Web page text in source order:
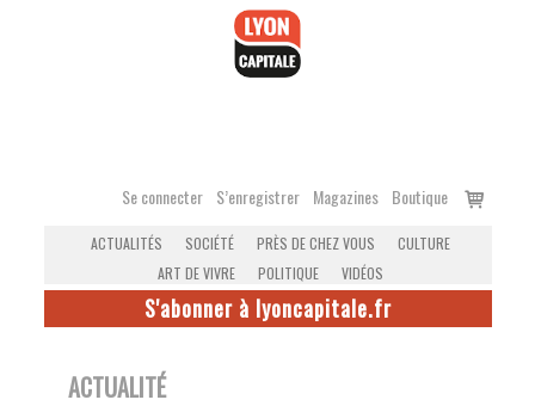
Se connecter S’enregistrer Magazines Boutique
Voir
ACTUALITÉS SOCIÉTÉ PRÈS DE CHEZ VOUS
CULTURE
ART DE VIVRE
POLITIQUE VIDÉOS
S'abonner à lyoncapitale.fr
ACTUALITÉ